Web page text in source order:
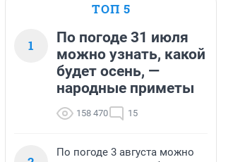
ТОП 5
1
По погоде 31 июля
можно узнать, какой
будет осень, —
народные приметы
158 470 15
По погоде 3 августа можно